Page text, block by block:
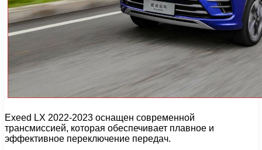
Exeed LX 2022-2023 оснащен современной
трансмиссией, которая обеспечивает плавное и
эффективное переключение передач.